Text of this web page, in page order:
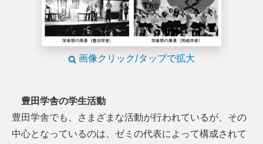
画像クリック/タップで拡大
豊田学舎の学生活動
豊田学舎でも、さまざまな活動が行われているが、その
中心となっているのは、ゼミの代表によって構成されて